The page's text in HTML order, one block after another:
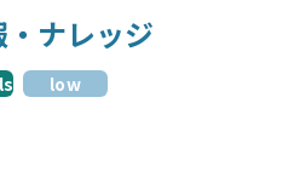
ナレッジ
low